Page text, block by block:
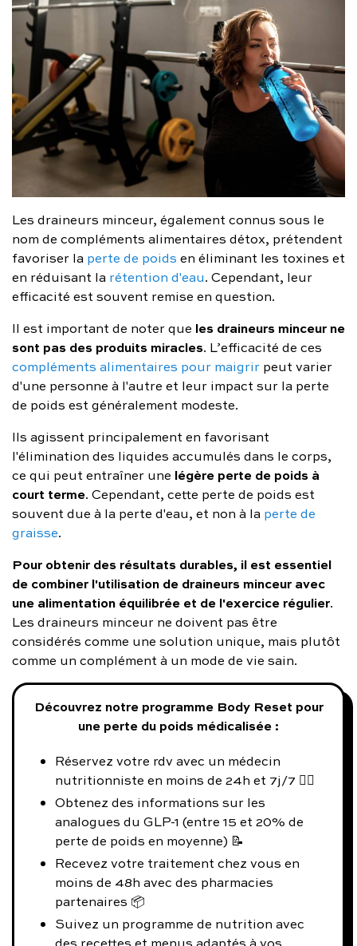
Les draineurs minceur, également connus sous le
nom de compléments alimentaires détox, prétendent
favoriser la perte de poids en éliminant les toxines et
en réduisant la rétention d'eau. Cependant, leur
efficacité est souvent remise en question.
Il est important de noter que les draineurs minceur ne
sont pas des produits miracles. L’efficacité de ces
compléments alimentaires pour maigrir peut varier
d'une personne à l'autre et leur impact sur la perte
de poids est généralement modeste.
Ils agissent principalement en favorisant
l'élimination des liquides accumulés dans le corps,
ce qui peut entraîner une légère perte de poids à
court terme. Cependant, cette perte de poids est
souvent due à la perte d'eau, et non à la perte de
graisse.
Pour obtenir des résultats durables, il est essentiel
de combiner l'utilisation de draineurs minceur avec
une alimentation équilibrée et de l'exercice régulier.
Les draineurs minceur ne doivent pas être
considérés comme une solution unique, mais plutôt
comme un complément à un mode de vie sain.
Découvrez notre programme Body Reset pour
une perte du poids médicalisée :
Réservez votre rdv avec un médecin
nutritionniste en moins de 24h et 7j/7 👨‍⚕️
Obtenez des informations sur les
analogues du GLP-1 (entre 15 et 20% de
perte de poids en moyenne) 📝
Recevez votre traitement chez vous en
moins de 48h avec des pharmacies
partenaires 📦
Suivez un programme de nutrition avec